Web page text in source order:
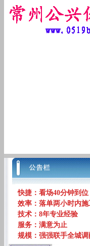
快捷：看场40分钟到位
效率：落单两小时内施
技术：8年专业经验
服务：满意为止
规模：强强联手全城调